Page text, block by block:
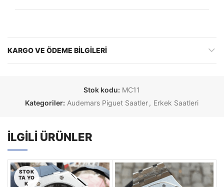
KARGO VE ÖDEME BILGILERI
Stok kodu: MC11
Kategoriler: Audemars Piguet Saatler, Erkek Saatleri
İLGILI ÜRÜNLER
STOK
TA YO
K